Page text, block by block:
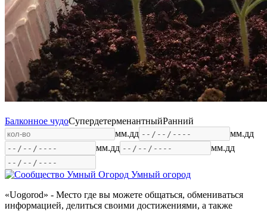
Балконное чудоСупердетерменантныйРанний
мм.дд
мм.дд
мм.дд
мм.дд
Умный огород
«Uogorod» - Место где вы можете общаться, обмениваться
информацией, делиться своими достижениями, а также